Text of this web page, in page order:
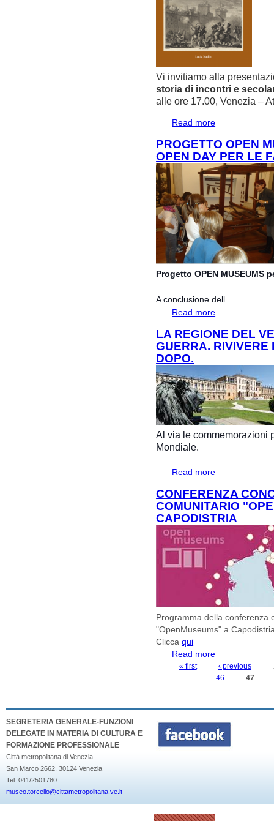
Vi invitiamo alla
storia di incontri e
alle ore 17.00, Venezia –
Read more
PROGETTO OPEN
OPEN DAY PER LE
Progetto OPEN MUSEUMS
A conclusione dell
Read more
LA REGIONE DEL
GUERRA. RIVIVERE
DOPO.
Al via le commemorazioni
Mondiale.
Read more
CONFERENZA
COMUNITARIO
CAPODISTRIA
Programma della conferenza
"OpenMuseums" a
Cliccaqui
Read more
"OpenMuseums
« first ‹ previous
46
47
SEGRETERIA GENERALE-FUNZIONI
DELEGATE IN MATERIA DI CULTURA E
FORMAZIONE PROFESSIONALE
Città metropolitana di Venezia
San Marco 2662, 30124 Venezia
Tel. 041/2501780
museo.torcello@cittametropolitana.ve.it